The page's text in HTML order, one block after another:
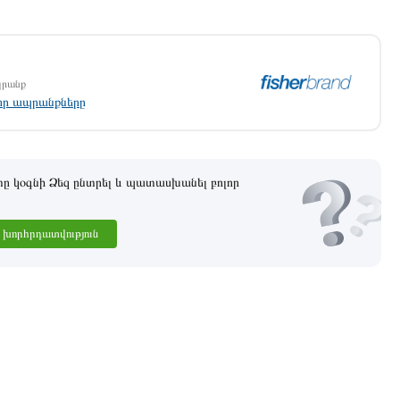
ապրանքները
կօգնի Ձեզ ընտրել և պատասխանել բոլոր